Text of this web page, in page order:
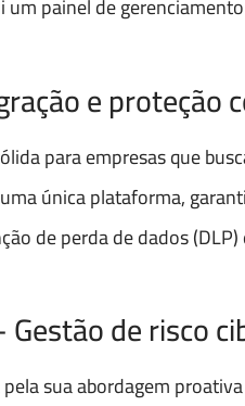
um painel de
e proteção
para empresas que
única plataforma,
de perda de dados
Gestão de risco
pela sua abordagem